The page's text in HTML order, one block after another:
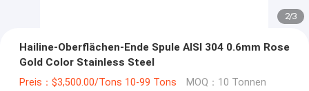
2/3
Hailine-Oberflächen-Ende Spule AISI 304 0.6mm Rose
Gold Color Stainless Steel
Preis：$3,500.00/Tons 10-99 Tons MOQ：10 Tonnen